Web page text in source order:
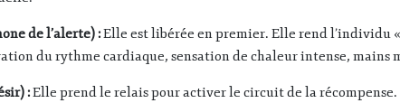
de l’alerte) :Elle est libérée en premier. Elle rend l’individu
du rythme cardiaque, sensation de chaleur intense,
:Elle prend le relais pour activer le circuit de la